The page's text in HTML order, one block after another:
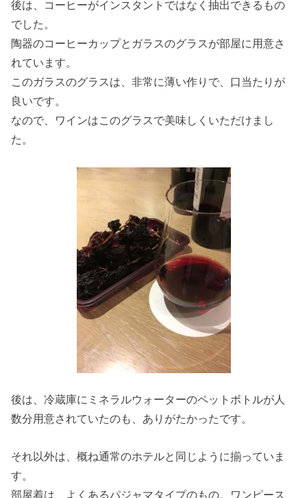
後は、コーヒーがインスタントではなく抽出できるもの
でした。
陶器のコーヒーカップとガラスのグラスが部屋に用意さ
れています。
このガラスのグラスは、非常に薄い作りで、口当たりが
良いです。
なので、ワインはこのグラスで美味しくいただけまし
た。
後は、冷蔵庫にミネラルウォーターのペットボトルが人
数分用意されていたのも、ありがたかったです。
それ以外は、概ね通常のホテルと同じように揃っていま
す。
部屋着は、よくあるパジャマタイプのもの。ワンピース